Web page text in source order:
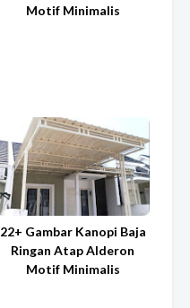
Motif Minimalis
22+ Gambar Kanopi Baja
Ringan Atap Alderon
Motif Minimalis